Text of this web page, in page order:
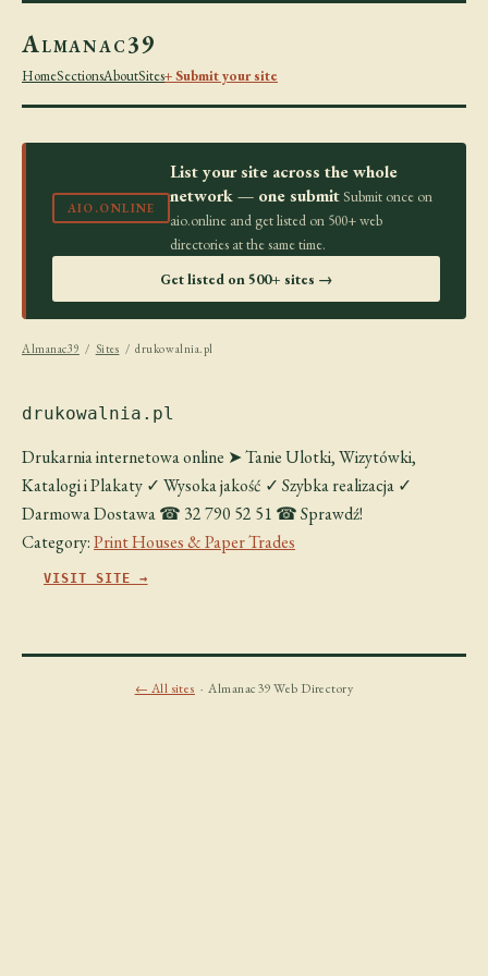
Almanac39
HomeSectionsAboutSites+ Submit your site
AIO.ONLINE
List your site across the whole
network — one submit Submit once on
aio.online and get listed on 500+ web
directories at the same time.
Get listed on 500+ sites →
Almanac39 / Sites / drukowalnia.pl
drukowalnia.pl
Drukarnia internetowa online ➤ Tanie Ulotki, Wizytówki,
Katalogi i Plakaty ✓ Wysoka jakość ✓ Szybka realizacja ✓
Darmowa Dostawa ☎ 32 790 52 51 ☎ Sprawdź!
Category:Print Houses & Paper Trades
VISIT SITE →
← All sites · Almanac39 Web Directory